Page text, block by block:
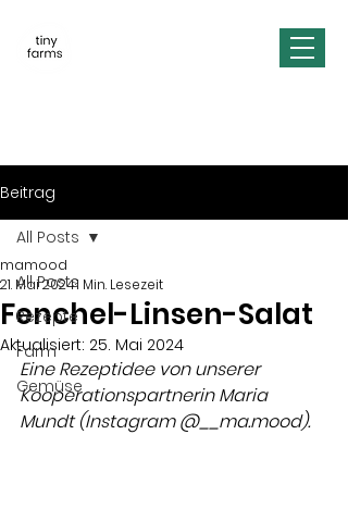
Beitrag
All Posts
Rezepte
Farm
Gemüse
All Posts
Fenchel-Linsen-Salat
mamood
21. Mai 20241 Min. Lesezeit
Aktualisiert: 25. Mai 2024
Eine Rezeptidee von unserer
Kooperationspartnerin Maria
Mundt (Instagram @__ma.mood).